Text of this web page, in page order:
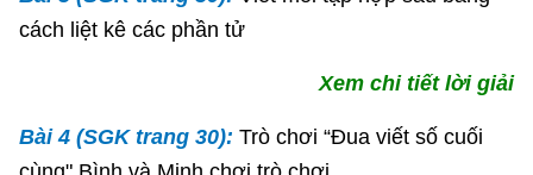
cách liệt kê các phần tử
Xem chi tiết lời giải
Bài 4 (SGK trang 30): Trò chơi “Đua viết số cuối